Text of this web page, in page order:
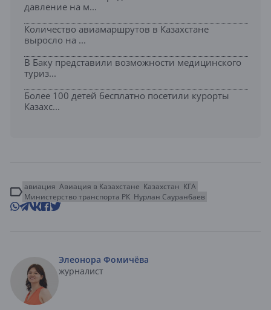
давление на м...
Количество авиамаршрутов в Казахстане
выросло на ...
В Баку представили возможности медицинского
туриз...
Более 100 детей бесплатно посетили курорты
Казахс...
авиация Авиация в Казахстане Казахстан КГА
Министерство транспорта РК Нурлан Сауранбаев
Элеонора Фомичёва
журналист